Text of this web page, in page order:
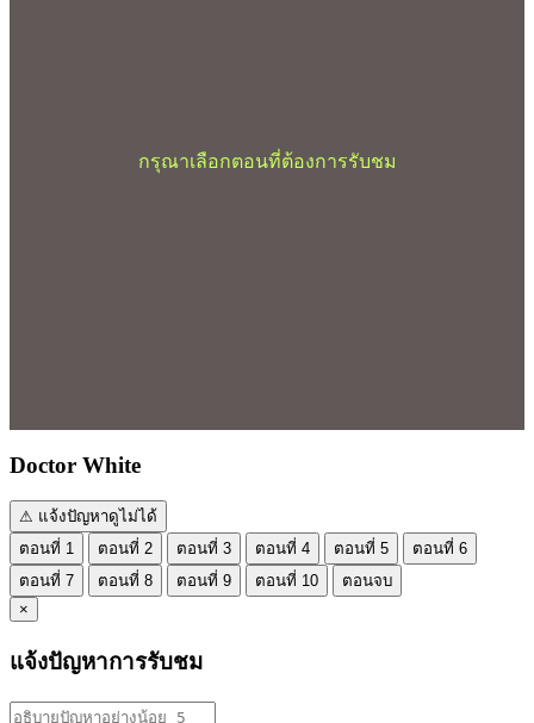
กรุณาเลือกตอนที่ต้องการรับชม
Doctor White
⚠ แจ้งปัญหาดูไม่ได้
ตอนที่ 1
ตอนที่ 2 ตอนที่ 3 ตอนที่ 4 ตอนที่ 5
ตอนที่ 6
ตอนที่ 7
ตอนที่ 8 ตอนที่ 9 ตอนที่ 10
ตอนจบ
×
แจ้งปัญหาการรับชม